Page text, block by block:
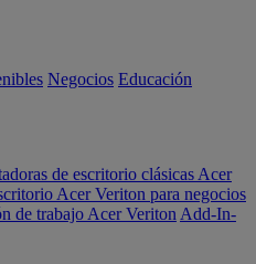
Negocios Educación
de escritorio clásicas Acer
Acer Veriton para negocios
de trabajo Acer Veriton Add-In-